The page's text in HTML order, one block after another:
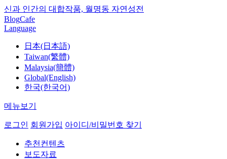
신과 인간의 대합작품, 월명동 자연성전
BlogCafe
Language
日本(日本語)
Taiwan(繁體)
Malaysia(簡體)
Global(English)
한국(한국어)
메뉴보기
로그인 회원가입 아이디/비밀번호 찾기
추천컨텐츠
보도자료